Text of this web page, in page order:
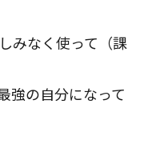
みなく使って（課
強の自分になって